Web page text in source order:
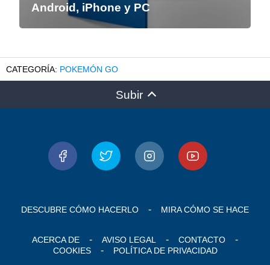
Android, iPhone y PC
POKEMÓN GO
Subir
DESCUBRE CÓMO HACERLO MIRA CÓMO SE HACE
ACERCA DE AVISO LEGAL
CONTACTO
COOKIES
POLÍTICA DE PRIVACIDAD